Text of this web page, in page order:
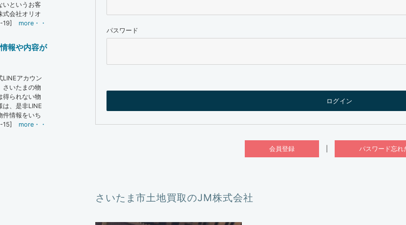
いというお客
式会社オリオ
19] more・・
報や内容が
LINEアカウン
さいたまの物
得られない物
は、是非LINE
件情報をいち
15] more・・
パスワード
会員登録 パスワード忘れ
さいたま市土地買取のJM株式会社